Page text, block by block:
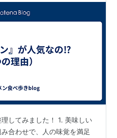
してみました！ 1. 美味しい
合わせで、人の味覚を満足